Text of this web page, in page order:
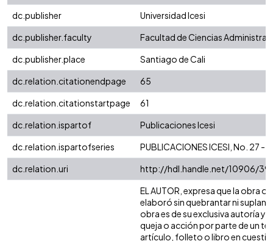
dc.publisher
Universidad Icesi
dc.publisher.faculty
Facultad de Ciencias
dc.publisher.place
Santiago de Cali
dc.relation.citationendpage
65
dc.relation.citationstartpage
61
dc.relation.ispartof
Publicaciones Icesi
dc.relation.ispartofseries
PUBLICACIONES ICESI, No. 27 -
dc.relation.uri
http://hdl.handle.net/10906/
EL AUTOR, expresa que la obra
elaboró sin quebrantar ni
obra es de su exclusiva autoría y
queja o acción por parte de un
artículo, folleto o libro en